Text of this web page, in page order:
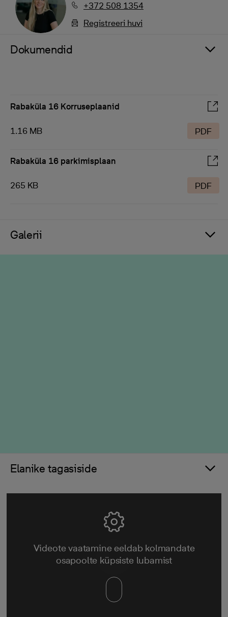
+372 508 1354
Registreeri huvi
Dokumendid
Rabaküla 16 Korruseplaanid
1.16 MB PDF
Rabaküla 16 parkimisplaan
265 KB PDF
Galerii
Elanike tagasiside
Videote vaatamine eeldab kolmandate
osapoolte küpsiste lubamist